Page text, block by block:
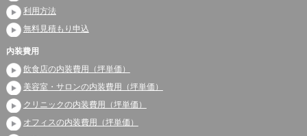
利用方法
無料見積もり申込
内装費用
飲食店の内装費用（坪単価）
美容室・サロンの内装費用（坪単価）
クリニックの内装費用（坪単価）
オフィスの内装費用（坪単価）